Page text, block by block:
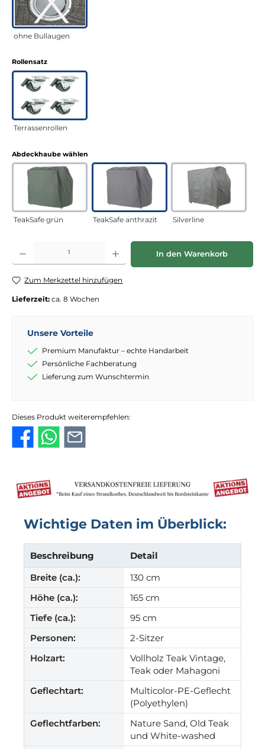
ohne Bullaugen
Rollensatzauswählen
Terrassenrollen
Abdeckhaube wählen
TeakSafe grün TeakSafe anthrazit Silverline
Produkt Anzahl: Gib den gewünschten Wert ein oder benutze die
In den Warenkorb
Zum Merkzettel hinzufügen
Lieferzeit: ca. 8 Wochen
Unsere Vorteile
Premium Manufaktur – echte Handarbeit
Persönliche Fachberatung
Lieferung zum Wunschtermin
Dieses Produkt weiterempfehlen:
Wichtige Daten im Überblick:
Beschreibung
Detail
Breite (ca.):
130 cm
Höhe (ca.):
165 cm
Tiefe (ca.):
95 cm
Personen:
2-Sitzer
Holzart:
Vollholz Teak Vintage,
Teak oder Mahagoni
Geflechtart:
Multicolor-PE-Geflecht
(Polyethylen)
Geflechtfarben:
Nature Sand, Old Teak
und White-washed